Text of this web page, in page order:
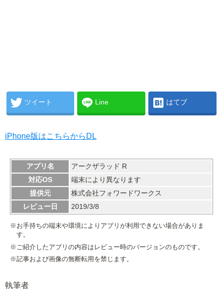
ツイート Line はてブ
iPhone版はこちらからDL
アプリ名
アークザラッド R
対応OS
端末により異なります
提供元
株式会社フォワードワークス
レビュー日
2019/3/8
※お手持ちの端末や環境によりアプリが利用できない場合がありま
す。
※ご紹介したアプリの内容はレビュー時のバージョンのものです。
※記事および画像の無断転用を禁じます。
執筆者